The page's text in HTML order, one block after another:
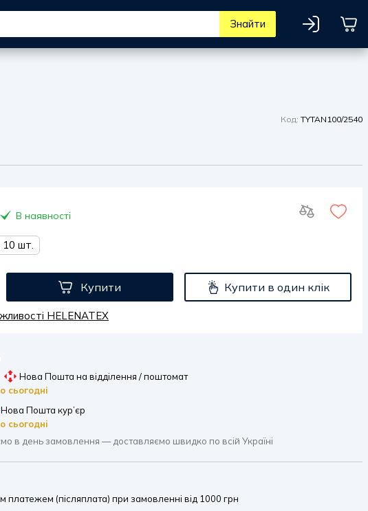
Знайти
Код: TYTAN100/2540
В наявності
10 шт.
Купити Купити в один клік
HELENATEX
Нова Пошта на відділення / поштомат
сьогодні
Нова Пошта кур’єр
сьогодні
в день замовлення — доставляємо швидко по всій Україні
платежем (післяплата) при замовленні від 1000 грн